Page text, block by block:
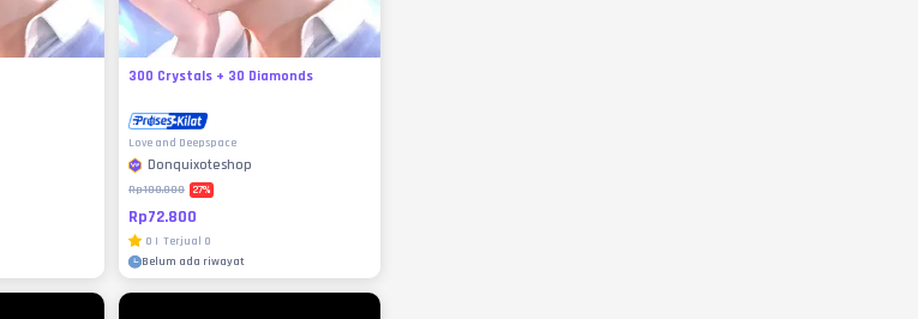
300 Crystals + 30 Diamonds
Love and Deepspace
Donquixoteshop
Rp100.000 27%
Rp72.800
0 | Terjual 0
Belum ada riwayat